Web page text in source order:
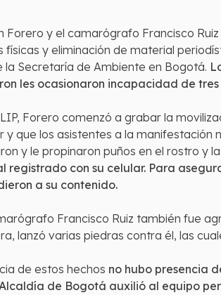
Forero y el camarógrafo Francisco
físicas y eliminación de material
la Secretaría de Ambiente en Bogotá.
les ocasionaron incapacidad de
Forero comenzó a grabar la
y que los asistentes a la manifestación
y le propinaron puños en el rostro y
registrado con su celular. Para
a su contenido.
Francisco Ruiz también fue
lanzó varias piedras contra él, las
de estos hechos no hubo presencia
de Bogotá auxilió al equipo